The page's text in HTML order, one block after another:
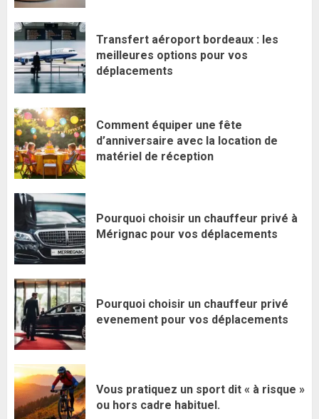
Transfert aéroport bordeaux : les
meilleures options pour vos
déplacements
Comment équiper une fête
d’anniversaire avec la location de
matériel de réception
Pourquoi choisir un chauffeur privé à
Mérignac pour vos déplacements
Pourquoi choisir un chauffeur privé
evenement pour vos déplacements
Vous pratiquez un sport dit « à risque »
ou hors cadre habituel.